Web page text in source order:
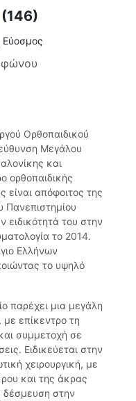
(146)
Ορθοπαιδικού
Μεγάλου
και
ορθοπαιδικής
είναι απόφοιτος της
Πανεπιστημίου
του στην
το 2014.
Ελλήνων
το υψηλό
παρέχει μια μεγάλη
με επίκεντρο τη
συμμετοχή σε
Ειδικεύεται στην
χειρουργική, με
και της άκρας
δέσμευση στην